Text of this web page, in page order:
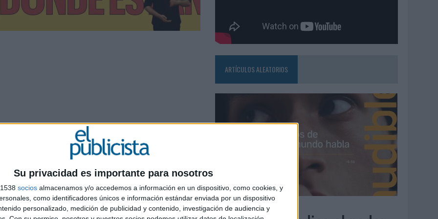
Su privacidad es importante para nosotros
socios almacenamos y/o accedemos a información en un dispositivo, como cookies, y
como identificadores únicos e información estándar enviada por un dispositivo
personalizado, medición de publicidad y contenido, investigación de audiencia y
SPAIN PARA SAMSUNG ELECTRONICS IBERIA
Garay
ARTÍCULOS ALEATORIOS
04/08/2026